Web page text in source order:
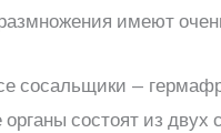
имеют
сосальщики —
органы состоят из